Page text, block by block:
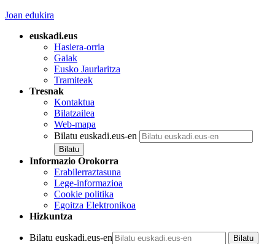
Joan edukira
euskadi.eus
Hasiera-orria
Gaiak
Eusko Jaurlaritza
Tramiteak
Tresnak
Kontaktua
Bilatzailea
Web-mapa
Bilatu euskadi.eus-en
Informazio Orokorra
Erabilerraztasuna
Lege-informazioa
Cookie politika
Egoitza Elektronikoa
Hizkuntza
Bilatu euskadi.eus-en